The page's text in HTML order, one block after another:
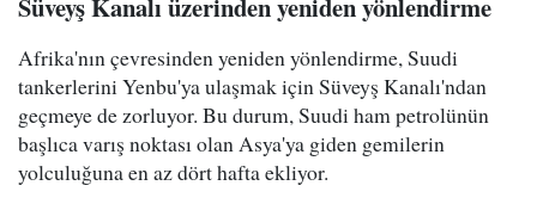
Süveyş Kanalı üzerinden yeniden yönlendirme
Afrika'nın çevresinden yeniden yönlendirme, Suudi
tankerlerini Yenbu'ya ulaşmak için Süveyş Kanalı'ndan
geçmeye de zorluyor. Bu durum, Suudi ham petrolünün
başlıca varış noktası olan Asya'ya giden gemilerin
yolculuğuna en az dört hafta ekliyor.